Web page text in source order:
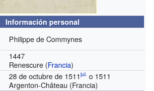
Información personal
Philippe de Commynes
1447
Renescure (Francia)
28 de octubre de 1511jul. o 1511
Argenton-Château (Francia)